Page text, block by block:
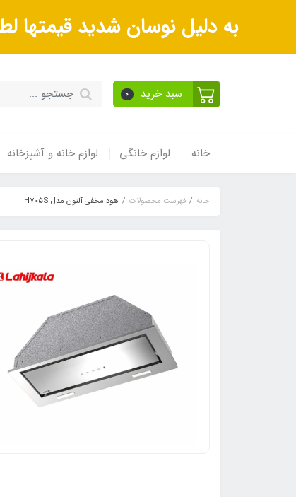
به دلیل نوسان شدید
سبد خرید 0
خانه لوازم خانگی لوازم خانه و آشپزخانه
خانه فهرست محصولات هود مخفی آلتون مدل H705S